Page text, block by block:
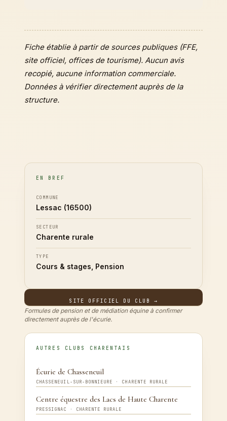
Fiche établie à partir de sources publiques (FFE,
site officiel, offices de tourisme). Aucun avis
recopié, aucune information commerciale.
Données à vérifier directement auprès de la
structure.
EN BREF
COMMUNE
Lessac (16500)
SECTEUR
Charente rurale
TYPE
Cours & stages, Pension
SITE OFFICIEL DU CLUB →
Formules de pension et de médiation équine à confirmer
directement auprès de l'écurie.
AUTRES CLUBS CHARENTAIS
Écurie de Chasseneuil
CHASSENEUIL-SUR-BONNIEURE · CHARENTE RURALE
Centre équestre des Lacs de Haute Charente
PRESSIGNAC · CHARENTE RURALE